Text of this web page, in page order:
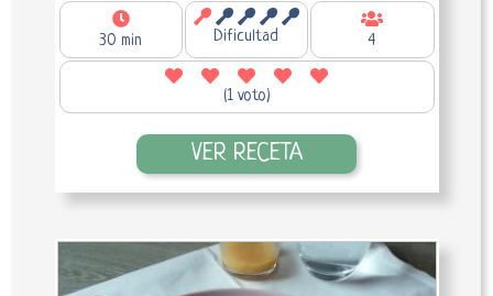
30 min Dificultad 4
(1 voto)
VER RECETA